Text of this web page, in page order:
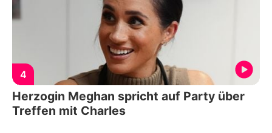
4
Herzogin Meghan spricht auf Party über
Treffen mit Charles